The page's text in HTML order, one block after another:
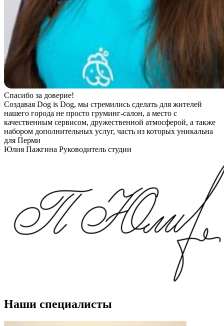
Спасибо за доверие!
Создавая Dog is Dog, мы стремились сделать для жителей
нашего города не просто груминг-салон, а место с
качественным сервисом, дружественной атмосферой, а также
набором дополнительных услуг, часть из которых уникальна
для Перми
Юлия Пажгина Руководитель студии
Наши специалисты